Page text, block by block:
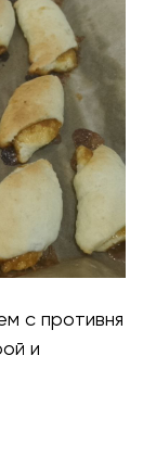
с противня
и